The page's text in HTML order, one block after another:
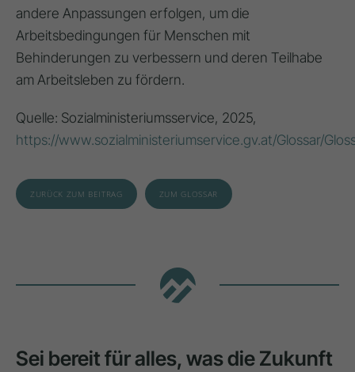
andere Anpassungen erfolgen, um die
Arbeitsbedingungen für Menschen mit
Behinderungen zu verbessern und deren Teilhabe
am Arbeitsleben zu fördern.
Quelle: Sozialministeriumsservice, 2025,
https://www.sozialministeriumservice.gv.at/Glossar/
ZURÜCK ZUM BEITRAG ZUM GLOSSAR
Sei bereit für alles, was die Zukunft